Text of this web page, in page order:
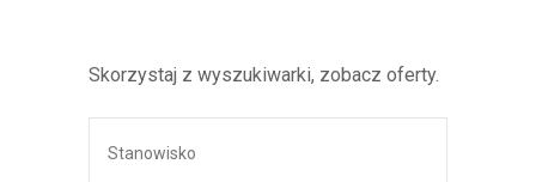
Skorzystaj z wyszukiwarki, zobacz oferty.